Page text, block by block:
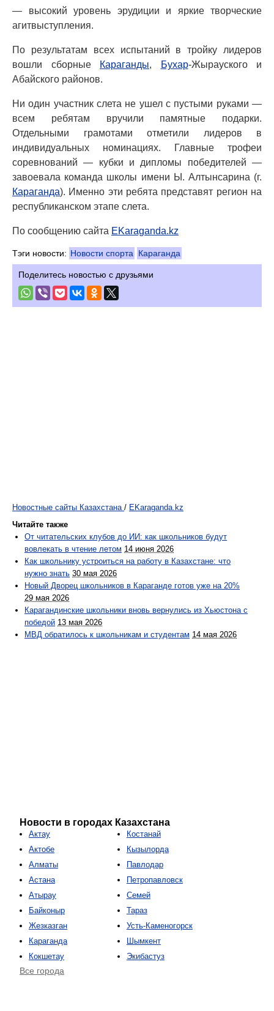
— высокий уровень эрудиции и яркие творческие
агитвыступления.
По результатам всех испытаний в тройку лидеров
вошли сборные
Караганды, Бухар-Жырауского и
Абайского районов.
Ни один участник слета не ушел с пустыми руками —
всем ребятам вручили памятные подарки.
Отдельными грамотами отметили лидеров в
индивидуальных номинациях. Главные трофеи
соревнований — кубки и дипломы победителей —
завоевала команда школы имени Ы. Алтынсарина (г.
Караганда). Именно эти ребята представят регион на
республиканском этапе слета.
По сообщению сайта EKaraganda.kz
Тэги новости: Новости спорта Караганда
Поделитесь новостью с друзьями
Новостные сайты Казахстана / EKaraganda.kz
Читайте также
От читательских клубов до ИИ: как школьников будут
вовлекать в чтение летом 14 июня 2026
Как школьнику устроиться на работу в Казахстане: что
нужно знать 30 мая 2026
Новый Дворец школьников в Караганде готов уже на 20%
29 мая 2026
Карагандинские школьники вновь вернулись из Хьюстона с
победой 13 мая 2026
МВД обратилось к школьникам и студентам 14 мая 2026
Новости в городах Казахстана
Актау
Актобе
Алматы
Астана
Атырау
Байконыр
Жезказган
Караганда
Кокшетау
Костанай
Кызылорда
Павлодар
Петропавловск
Семей
Тараз
Усть-Каменогорск
Шымкент
Экибастуз
Все города